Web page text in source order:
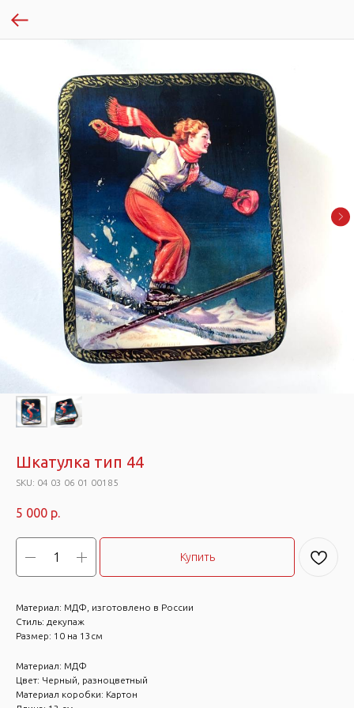
Шкатулка тип 44
SKU: 04 03 06 01 00185
5 000 р.
Купить
Материал: МДФ, изготовлено в России
Стиль: декупаж
Размер: 10 на 13см
Материал: МДФ
Цвет: Черный, разноцветный
Материал коробки: Картон